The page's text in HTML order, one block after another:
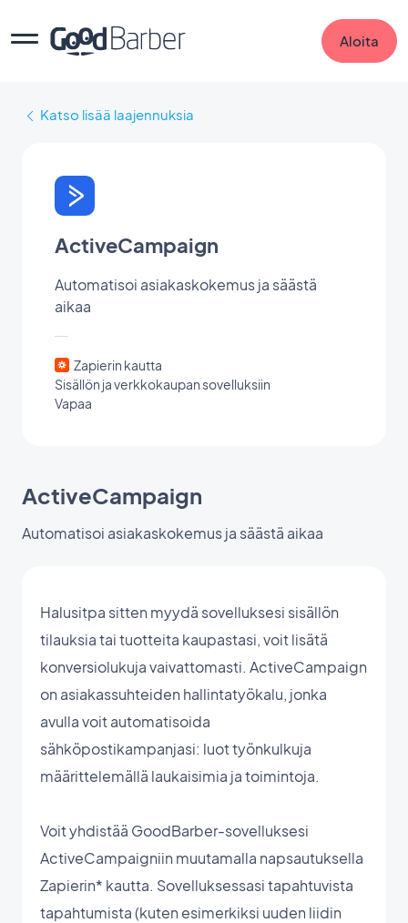
Aloita
Katso lisää laajennuksia
ActiveCampaign
Automatisoi asiakaskokemus ja säästä
aikaa
Zapierin kautta
Sisällön ja verkkokaupan sovelluksiin
Vapaa
ActiveCampaign
Automatisoi asiakaskokemus ja säästä aikaa
Halusitpa sitten myydä sovelluksesi sisällön
tilauksia tai tuotteita kaupastasi, voit lisätä
konversiolukuja vaivattomasti. ActiveCampaign
on asiakassuhteiden hallintatyökalu, jonka
avulla voit automatisoida
sähköpostikampanjasi: luot työnkulkuja
määrittelemällä laukaisimia ja toimintoja.
Voit yhdistää GoodBarber-sovelluksesi
ActiveCampaigniin muutamalla napsautuksella
Zapierin* kautta. Sovelluksessasi tapahtuvista
tapahtumista (kuten esimerkiksi uuden liidin